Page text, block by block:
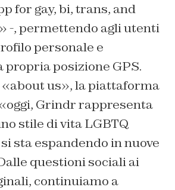
for gay, bi, trans, and
-, permettendo agli utenti
personale e
propria posizione GPS.
«about us», la piattaforma
Grindr rappresenta
stile di vita LGBTQ
sta espandendo in nuove
questioni sociali ai
continuiamo a